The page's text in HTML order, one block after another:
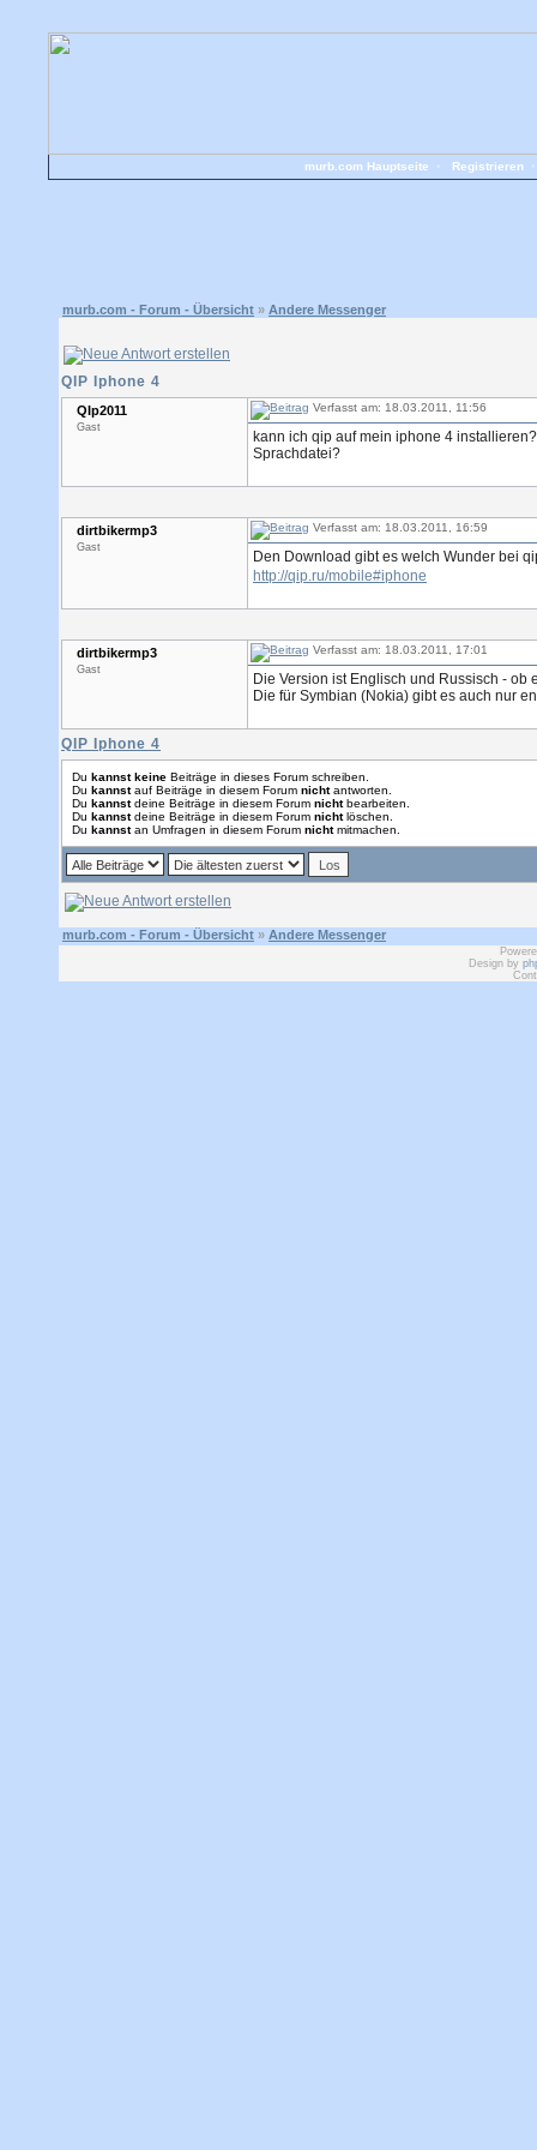
murb.com Hauptseite Registrieren
murb.com - Forum - Übersicht » Andere Messenger
QIP Iphone 4
QIp2011
Gast
Verfasst am: 18.03.2011, 11:56
kann ich qip auf mein iphone 4
Sprachdatei?
dirtbikermp3
Gast
Verfasst am: 18.03.2011, 16:59
Den Download gibt es welch Wunder bei
http://qip.ru/mobile#iphone
dirtbikermp3
Gast
Verfasst am: 18.03.2011, 17:01
Die Version ist Englisch und Russisch -
Die für Symbian (Nokia) gibt es auch nur
QIP Iphone 4
Du kannst keine Beiträge in dieses Forum schreiben.
Du kannstauf Beiträge in diesem Forum nichtantworten.
Du kannstdeine Beiträge in diesem Forum nichtbearbeiten.
Du kannstdeine Beiträge in diesem Forum nichtlöschen.
Du kannstan Umfragen in diesem Forum nichtmitmachen.
murb.com - Forum - Übersicht » Andere Messenger
Design by